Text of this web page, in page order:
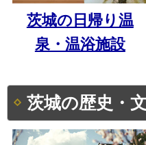
茨城の日帰り温
泉・温浴施設
茨城の歴史・